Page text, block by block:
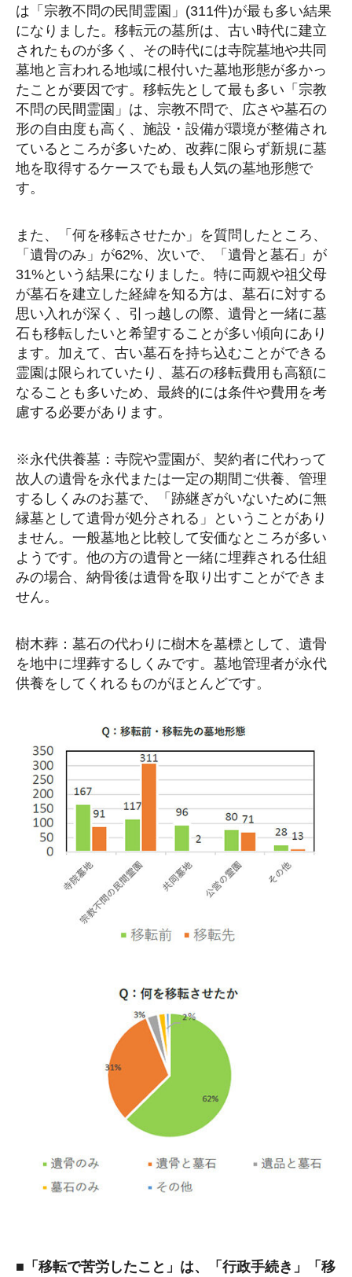
は「宗教不問の民間霊園」(311件)が最も多い結果
になりました。移転元の墓所は、古い時代に建立
されたものが多く、その時代には寺院墓地や共同
墓地と言われる地域に根付いた墓地形態が多かっ
たことが要因です。移転先として最も多い「宗教
不問の民間霊園」は、宗教不問で、広さや墓石の
形の自由度も高く、施設・設備が環境が整備され
ているところが多いため、改葬に限らず新規に墓
地を取得するケースでも最も人気の墓地形態で
す。
また、「何を移転させたか」を質問したところ、
「遺骨のみ」が62%、次いで、「遺骨と墓石」が
31%という結果になりました。特に両親や祖父母
が墓石を建立した経緯を知る方は、墓石に対する
思い入れが深く、引っ越しの際、遺骨と一緒に墓
石も移転したいと希望することが多い傾向にあり
ます。加えて、古い墓石を持ち込むことができる
霊園は限られていたり、墓石の移転費用も高額に
なることも多いため、最終的には条件や費用を考
慮する必要があります。
※永代供養墓：寺院や霊園が、契約者に代わって
故人の遺骨を永代または一定の期間ご供養、管理
するしくみのお墓で、「跡継ぎがいないために無
縁墓として遺骨が処分される」ということがあり
ません。一般墓地と比較して安価なところが多い
ようです。他の方の遺骨と一緒に埋葬される仕組
みの場合、納骨後は遺骨を取り出すことができま
せん。
樹木葬：墓石の代わりに樹木を墓標として、遺骨
を地中に埋葬するしくみです。墓地管理者が永代
供養をしてくれるものがほとんどです。
■「移転で苦労したこと」は、「行政手続き」「移